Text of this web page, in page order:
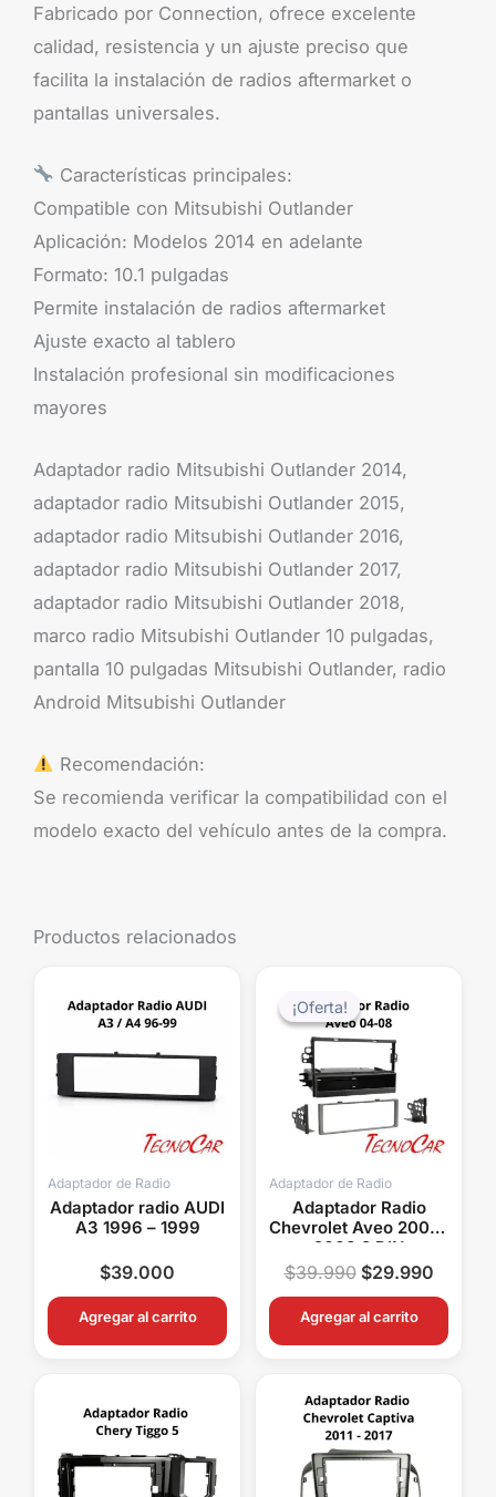
Fabricado por Connection, ofrece excelente
calidad, resistencia y un ajuste preciso que
facilita la instalación de radios aftermarket o
pantallas universales.
Características principales:
Compatible con Mitsubishi Outlander
Aplicación: Modelos 2014 en adelante
Formato: 10.1 pulgadas
Permite instalación de radios aftermarket
Ajuste exacto al tablero
Instalación profesional sin modificaciones
mayores
Adaptador radio Mitsubishi Outlander 2014,
adaptador radio Mitsubishi Outlander 2015,
adaptador radio Mitsubishi Outlander 2016,
adaptador radio Mitsubishi Outlander 2017,
adaptador radio Mitsubishi Outlander 2018,
marco radio Mitsubishi Outlander 10 pulgadas,
pantalla 10 pulgadas Mitsubishi Outlander, radio
Android Mitsubishi Outlander
Recomendación:
Se recomienda verificar la compatibilidad con el
modelo exacto del vehículo antes de la compra.
Productos relacionados
Adaptador de Radio
Adaptador radio AUDI
A3 1996 – 1999
$39.000
Agregar al carrito
¡Oferta!
¡Oferta!
Adaptador de Radio
Adaptador Radio
Chevrolet Aveo 2004-
2008 2 DIN
Connection ACH99-
7951
$39.990
precio
original
era:
$39.990.
$29.990
Agregar al carrito